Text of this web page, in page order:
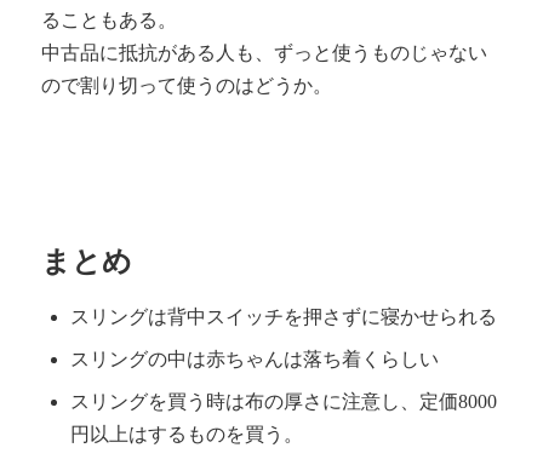
ることもある。
中古品に抵抗がある人も、ずっと使うものじゃない
ので割り切って使うのはどうか。
まとめ
スリングは背中スイッチを押さずに寝かせられる
スリングの中は赤ちゃんは落ち着くらしい
スリングを買う時は布の厚さに注意し、定価8000
円以上はするものを買う。